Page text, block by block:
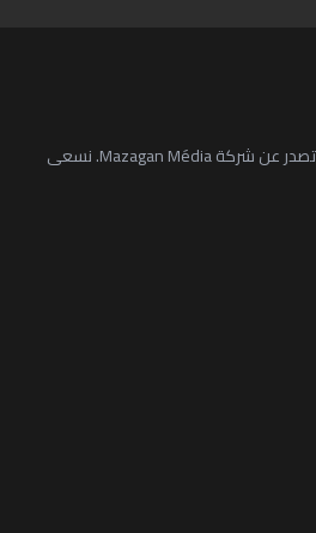
جريدة إلكترونية مغربية شاملة تصدر عن شركة Mazagan Média. نسعى